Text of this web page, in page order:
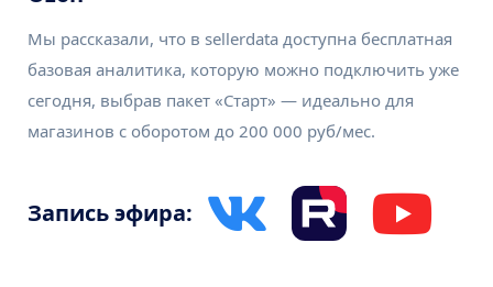
Мы рассказали, что в sellerdata доступна бесплатная
базовая аналитика, которую можно подключить уже
сегодня, выбрав пакет «Старт» — идеально для
магазинов с оборотом до 200 000 руб/мес.
Запись эфира: